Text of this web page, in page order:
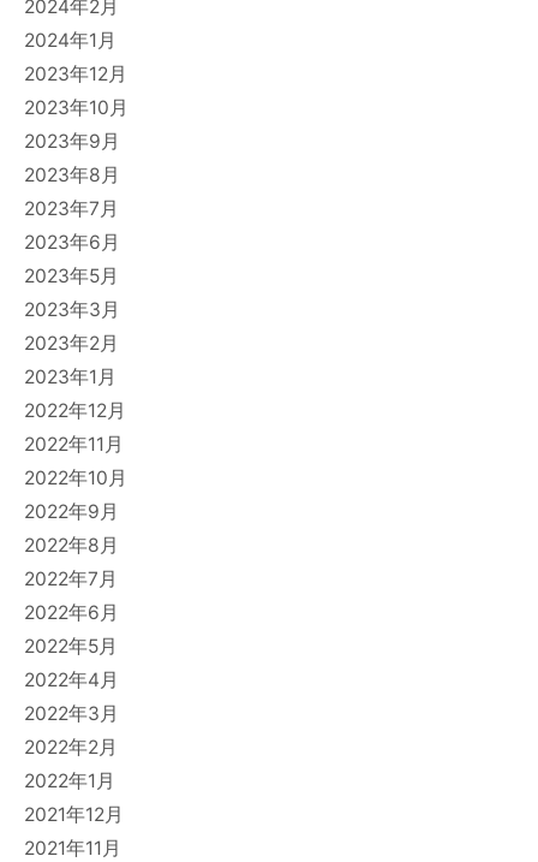
2024年2月
2024年1月
2023年12月
2023年10月
2023年9月
2023年8月
2023年7月
2023年6月
2023年5月
2023年3月
2023年2月
2023年1月
2022年12月
2022年11月
2022年10月
2022年9月
2022年8月
2022年7月
2022年6月
2022年5月
2022年4月
2022年3月
2022年2月
2022年1月
2021年12月
2021年11月